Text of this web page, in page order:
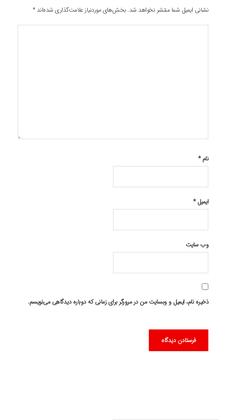
نشانی ایمیل شما منتشر نخواهد شد. بخش‌های موردنیاز علامت‌گذاری شده‌اند*
نام*
ایمیل*
وب‌ سایت
ذخیره نام، ایمیل و وبسایت من در مرورگر برای زمانی که دوباره دیدگاهی می‌نویسم.